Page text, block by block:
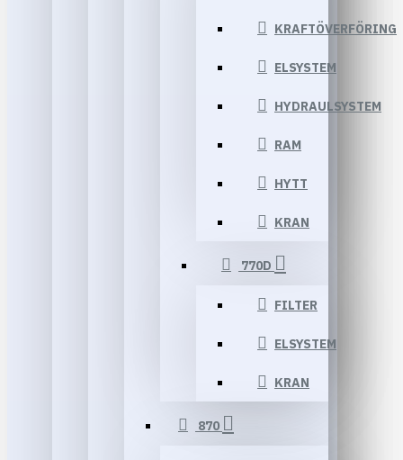
KRAFTÖVERFÖRING
ELSYSTEM
HYDRAULSYSTEM
RAM
HYTT
KRAN
770D
FILTER
ELSYSTEM
KRAN
870